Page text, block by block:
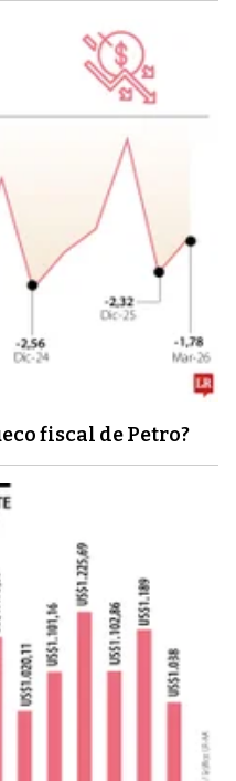
fiscal de Petro?